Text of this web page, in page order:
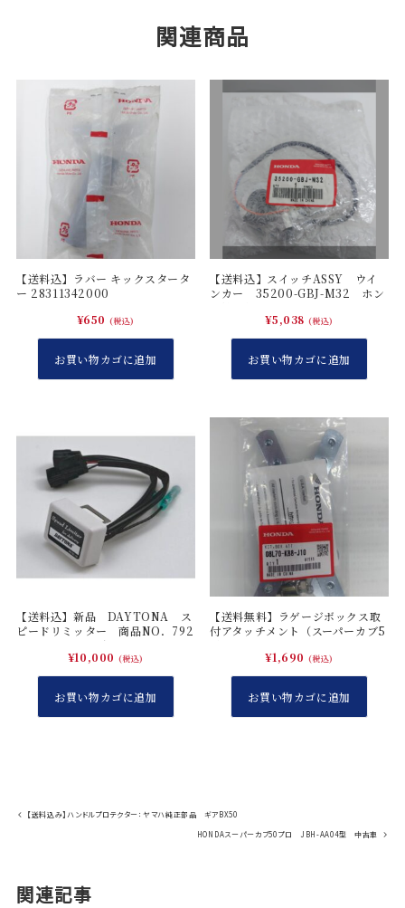
ッ
関連商品
【送料込】ラバー キックスタータ
ー 28311342000
¥650 (税込)
お買い物カゴに追加
【送料込】スイッチASSY ウイ
ンカー 35200-GBJ-M32 ホン
¥5,038 (税込)
お買い物カゴに追加
【送料込】新品 DAYTONA ス
ピードリミッター 商品NO．792
66 デイトナ 速度リミッター
デリバリー
¥10,000 (税込)
お買い物カゴに追加
【送料無料】ラゲージボックス取
付アタッチメント（スーパーカブ5
¥1,690 (税込)
お買い物カゴに追加
【送料込み】ハンドルプロテクター：ヤマハ純正部品 ギアBX50
HONDAスーパーカブ50プロ JBH-AA04型 中古車
関連記事